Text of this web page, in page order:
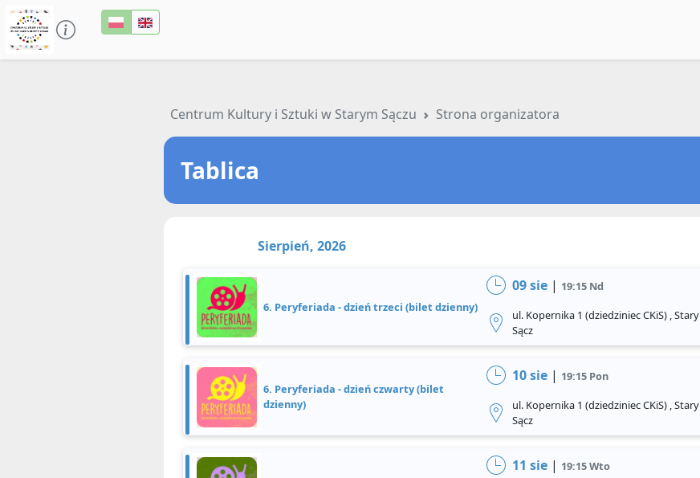
Centrum Kultury i Sztuki w Starym Sączu Strona organizatora
Tablica
Sierpień, 2026
6. Peryferiada - dzień trzeci (bilet dzienny)
09 sie | 19:15 Nd
ul. Kopernika 1 (dziedziniec CKiS) , Stary
Sącz
6. Peryferiada - dzień czwarty (bilet
dzienny)
10 sie | 19:15 Pon
ul. Kopernika 1 (dziedziniec CKiS) , Stary
Sącz
11 sie | 19:15 Wto